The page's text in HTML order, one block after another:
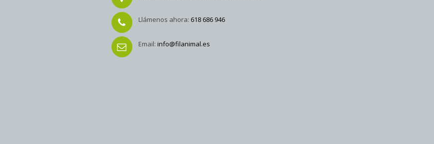
Llámenos ahora: 618 686 946
Email: info@filanimal.es